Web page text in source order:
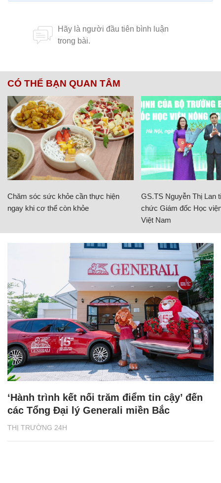
CÓ THỂ BẠN QUAN TÂM
Chăm sóc sức khỏe cần thực hiện
ngay khi cơ thể còn khỏe
GS.TS Nguyễn Thị Lan
chức Giám đốc Học
Việt Nam
THỊ TRƯỜNG 24H
‘Hành trình kết nối trăm điểm tin cậy’ đến
các Tổng Đại lý Generali miền Bắc